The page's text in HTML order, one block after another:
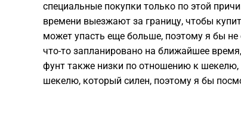
специальные покупки только по этой
времени выезжают за границу, чтобы
может упасть еще больше, поэтому я бы
что-то запланировано на ближайшее
фунт также низки по отношению к
шекелю, который силен, поэтому я бы